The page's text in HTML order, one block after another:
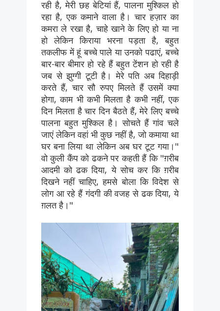
रही है, मेरी छह बेटियां हैं, पालना मुश्किल हो
रहा है, एक कमाने वाला है। चार हज़ार का
कमरा ले रखा है, चाहे खाने के लिए हो या ना
हो लेकिन किराया भरना पड़ता है, बहुत
तकलीफ में हूं बच्चे पाले या उनको पढाएं, बच्चे
बार-बार बीमार हो रहे हैं बहुत टेंशन हो रही है
जब से झुग्गी टूटी है। मेरे पति अब दिहाड़ी
करते हैं, चार सौ रुपए मिलते हैं उसमें क्या
होगा, काम भी कभी मिलता है कभी नहीं, एक
दिन मिलता है चार दिन बैठते हैं, मेरे लिए बच्चे
पालना बहुत मुश्किल है। सोचते हैं गांव चले
जाएं लेकिन वहां भी कुछ नहीं है, जो कमाया था
घर बना लिया था लेकिन अब घर टूट गया।"
वो कुली कैंप को ढकने पर कहती हैं कि "ग़रीब
आदमी को ढक दिया, ये सोच कर कि ग़रीब
दिखने नहीं चाहिए, हमसे बोला कि विदेश से
लोग आ रहे हैं गंदगी की वजह से ढक दिया, ये
ग़लत है।"